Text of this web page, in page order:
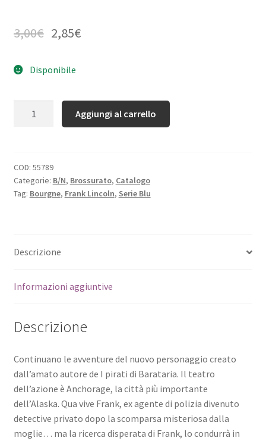
3,00€ 2,85€
Disponibile
Aggiungi al carrello
COD: 55789
Categorie: B/N, Brossurato, Catalogo
Tag: Bourgne, Frank Lincoln, Serie Blu
Descrizione
Informazioni aggiuntive
Descrizione
Continuano le avventure del nuovo personaggio creato
dall’amato autore de I pirati di Barataria. Il teatro
dell’azione è Anchorage, la città più importante
dell’Alaska. Qua vive Frank, ex agente di polizia divenuto
detective privato dopo la scomparsa misteriosa dalla
moglie… ma la ricerca disperata di Frank, lo condurrà in